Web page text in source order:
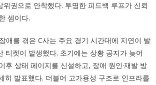
위권으로 안착했다. 투명한 피드백 루프가 신뢰
셈이다.
애를 겪은 C사는 주요 경기 시간대에 지연이 발
티켓이 발생했다. 초기에는 상황 공지가 늦어
후 상태 페이지를 신설하고, 장애 원인·재발 방
히 발표했다. 더불어 고가용성 구조로 인프라를